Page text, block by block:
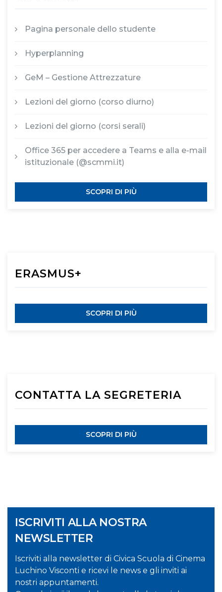
Pagina personale dello studente
Hyperplanning
GeM – Gestione Attrezzature
Lezioni del giorno (corso diurno)
Lezioni del giorno (corsi serali)
Office 365 per accedere a Teams e alla e-mail
istituzionale (@scmmi.it)
SCOPRI DI PIÙ
ERASMUS+
SCOPRI DI PIÙ
CONTATTA LA SEGRETERIA
SCOPRI DI PIÙ
ISCRIVITI ALLA NOSTRA
NEWSLETTER
Iscriviti alla newsletter di Civica Scuola di Cinema
Luchino Visconti e ricevi le news e gli inviti ai
nostri appuntamenti.